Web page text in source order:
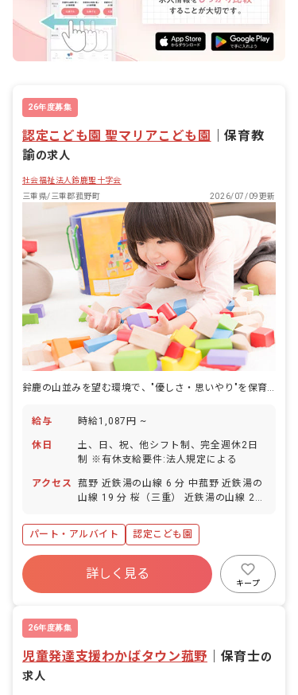
26年度募集
認定こども園 聖マリアこども園 ｜保育教
諭の求人
社会福祉法人鈴鹿聖十字会
三重県/三重郡菰野町
2026/07/09更新
鈴鹿の山並みを望む環境で、"優しさ・思いやり"を保育の真ん中に置くこども園です。
給与 時給1,087円 ~
休日
土、日、祝、他シフト制、完全週休2日
制 ※有休支給要件:法人規定による
アクセス
菰野 近鉄湯の山線 6 分 中菰野 近鉄湯の
山線 19 分 桜（三重） 近鉄湯の山線 28
パート・アルバイト
認定こども園
詳しく見る
キープ
26年度募集
児童発達支援わかばタウン菰野 保育士の
求人